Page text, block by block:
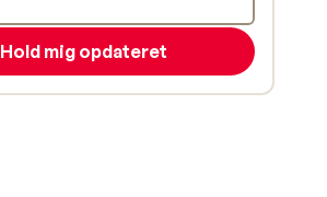
Hold mig opdateret